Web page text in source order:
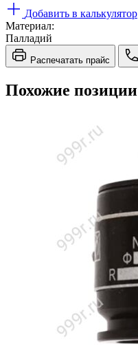
Добавить в калькулятор
Материал:
Палладий
Распечатать прайс
Похожие позиции